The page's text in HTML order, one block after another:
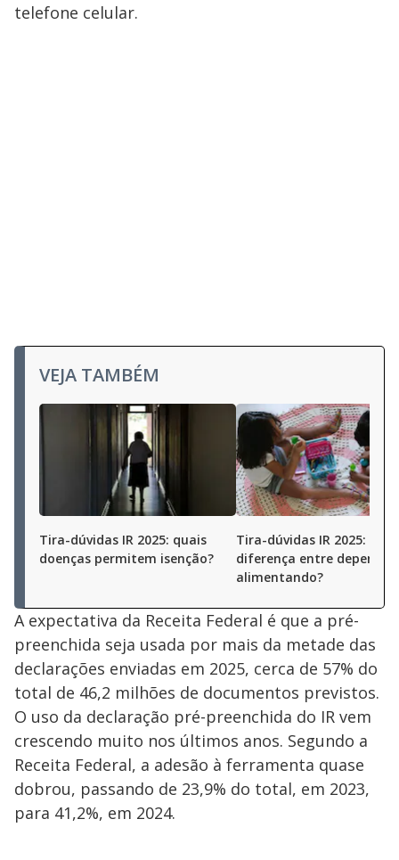
telefone celular.
VEJA TAMBÉM
Tira-dúvidas IR 2025: quais
doenças permitem isenção?
Tira-dúvidas IR 2025:
diferença entre
alimentando?
A expectativa da Receita Federal é que a pré-
preenchida seja usada por mais da metade das
declarações enviadas em 2025, cerca de 57% do
total de 46,2 milhões de documentos previstos.
O uso da declaração pré-preenchida do IR vem
crescendo muito nos últimos anos. Segundo a
Receita Federal, a adesão à ferramenta quase
dobrou, passando de 23,9% do total, em 2023,
para 41,2%, em 2024.